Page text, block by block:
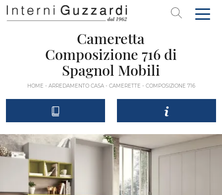
Cameretta
Composizione 716 di
Spagnol Mobili
HOME - ARREDAMENTO CASA- CAMERETTE - COMPOSIZIONE 716